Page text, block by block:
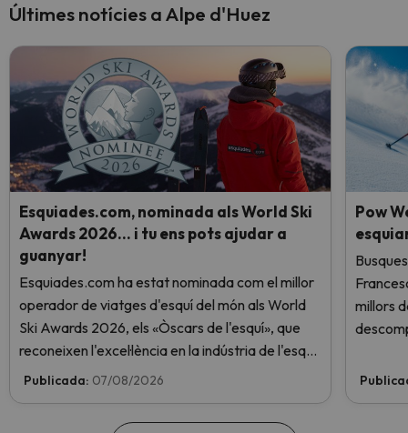
Últimes notícies a Alpe d'Huez
Esquiades.com, nominada als World Ski
Awards 2026… i tu ens pots ajudar a
guanyar!
Esquiades.com ha estat nominada com el millor
operador de viatges d'esquí del món als World
Ski Awards 2026, els «Òscars de l'esquí», que
reconeixen l'excel·lència en la indústria de l'esquí.
Vota ara i ajuda'ns a arribar al capdamunt!
Publicada: 07/08/2026
Pow
millors